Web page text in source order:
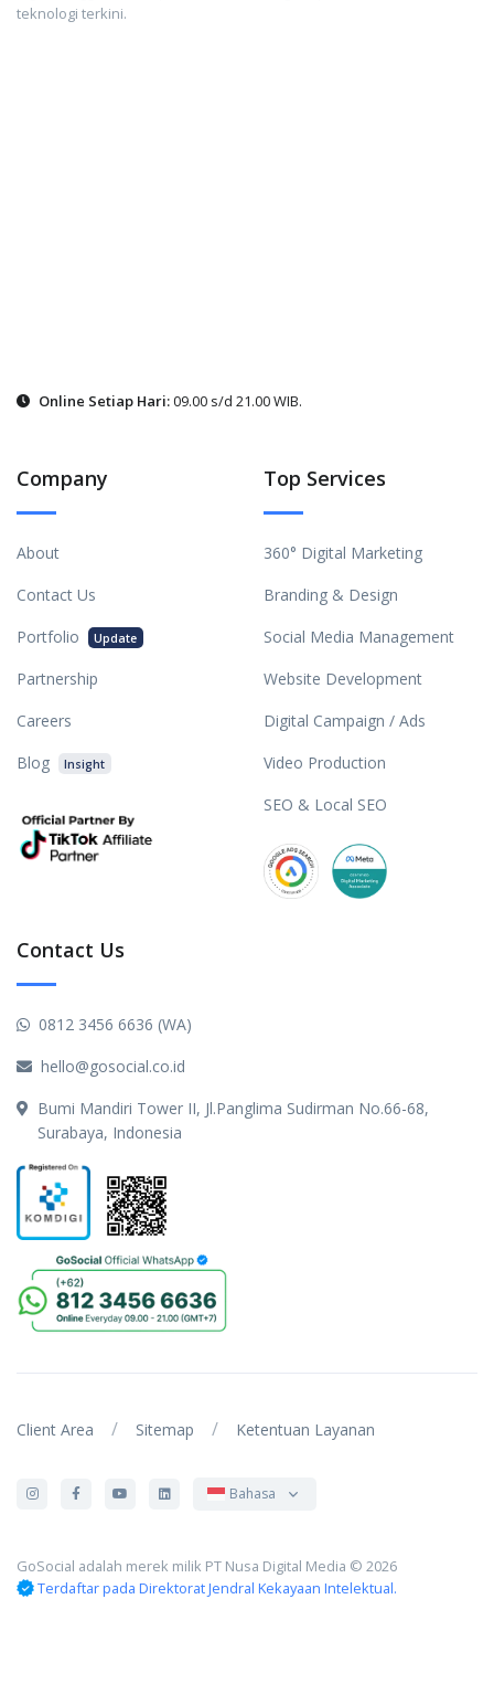
teknologi terkini.
Online Setiap Hari:09.00 s/d 21.00 WIB.
Company
About
Contact Us
Portfolio
Update
Partnership
Careers
Blog
Insight
Top Services
360° Digital Marketing
Branding & Design
Social Media Management
Website Development
Digital Campaign / Ads
Video Production
SEO & Local SEO
Contact Us
0812 3456 6636 (WA)
hello@gosocial.co.id
Bumi Mandiri Tower II, Jl.Panglima Sudirman No.66-68,
Surabaya, Indonesia
Client Area / Sitemap / Ketentuan Layanan
Bahasa
GoSocial adalah merek milik PT Nusa Digital Media © 2026
Terdaftar pada Direktorat Jendral Kekayaan Intelektual.